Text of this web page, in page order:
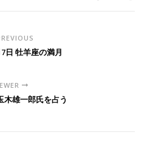
日 牡羊座の満月
木雄一郎氏を占う